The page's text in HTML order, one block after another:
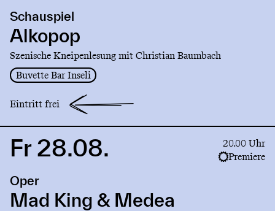
Alkopop
Schauspiel
Alkopop
Szenische Kneipenlesung mit Christian Baumbach
Buvette Bar Inseli
Eintritt frei
Link
Mad
King
Fr 28.08.
20.00 Uhr
Premiere
Oper
Mad King & Medea